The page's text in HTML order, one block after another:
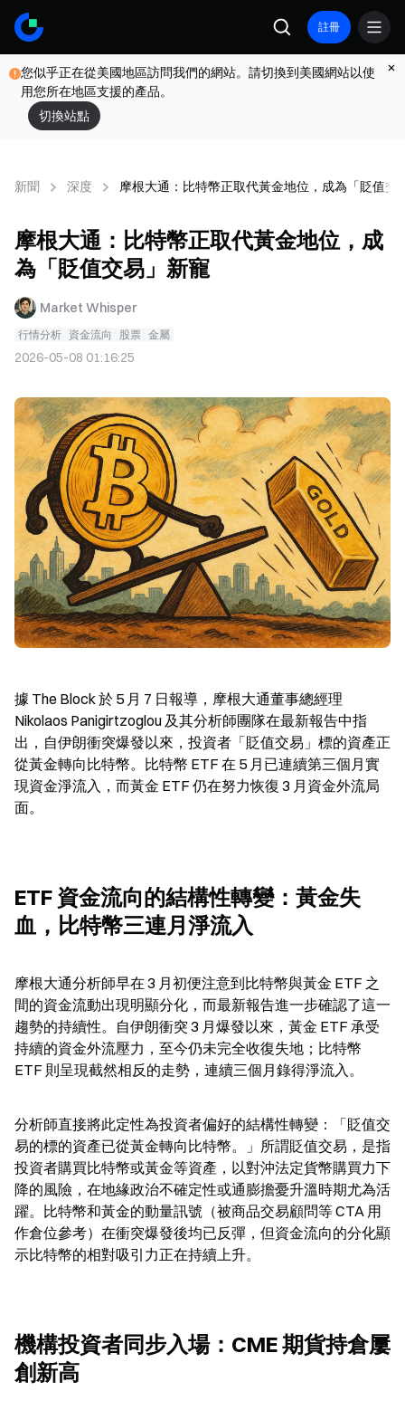
註冊
您似乎正在從美國地區訪問我們的網站。請切換到美國網站以使
用您所在地區支援的產品。
切換站點
新聞 深度 摩根大通：比特幣正取代黃金地位，成為「貶值交
摩根大通：比特幣正取代黃金地位，成
為「貶值交易」新寵
Market Whisper
行情分析 資金流向 股票 金屬
2026-05-08 01:16:25
據 The Block 於 5 月 7 日報導，摩根大通董事總經理
Nikolaos Panigirtzoglou 及其分析師團隊在最新報告中指
出，自伊朗衝突爆發以來，投資者「貶值交易」標的資產正
從黃金轉向比特幣。比特幣 ETF 在 5 月已連續第三個月實
現資金淨流入，而黃金 ETF 仍在努力恢復 3 月資金外流局
面。
ETF 資金流向的結構性轉變：黃金失
血，比特幣三連月淨流入
摩根大通分析師早在 3 月初便注意到比特幣與黃金 ETF 之
間的資金流動出現明顯分化，而最新報告進一步確認了這一
趨勢的持續性。自伊朗衝突 3 月爆發以來，黃金 ETF 承受
持續的資金外流壓力，至今仍未完全收復失地；比特幣
ETF 則呈現截然相反的走勢，連續三個月錄得淨流入。
分析師直接將此定性為投資者偏好的結構性轉變：「貶值交
易的標的資產已從黃金轉向比特幣。」所謂貶值交易，是指
投資者購買比特幣或黃金等資產，以對沖法定貨幣購買力下
降的風險，在地緣政治不確定性或通膨擔憂升溫時期尤為活
躍。比特幣和黃金的動量訊號（被商品交易顧問等 CTA 用
作倉位參考）在衝突爆發後均已反彈，但資金流向的分化顯
示比特幣的相對吸引力正在持續上升。
機構投資者同步入場：CME 期貨持倉屢
創新高